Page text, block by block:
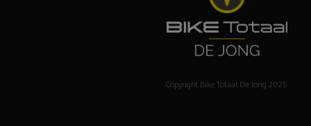
Copyright Bike Totaal De Jong 2025